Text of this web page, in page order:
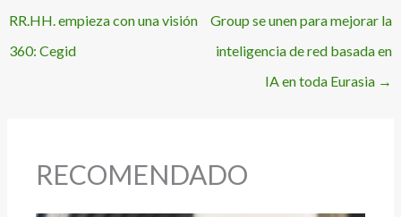
RR.HH. empieza con una visión
360: Cegid
Group se unen para mejorar la
inteligencia de red basada en
IA en toda Eurasia →
RECOMENDADO